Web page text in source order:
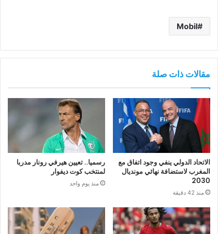
Mobil
مقالات ذات صلة
الاتحاد الدولي ينفي وجود اتفاق مع
المغرب لاستضافة نهائي مونديال
2030
منذ 42 دقيقة
رسميا.. تعيين هيرفي رونار مدربا
لمنتخب كوت ديفوار
منذ يوم واحد